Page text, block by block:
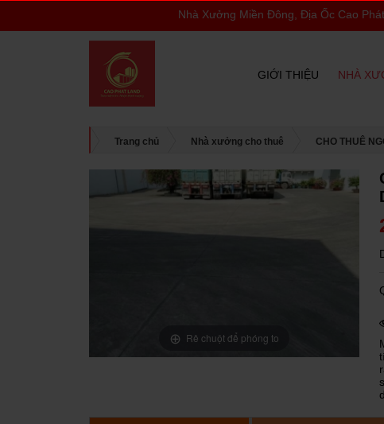
Nhà Xưởng Miền Đông, Địa Ốc Cao Phát Kính
GIỚI THIỆU NHÀ
Trang chủ Nhà xưởng cho thuê CHO THUÊ
Rê chuột để phóng to